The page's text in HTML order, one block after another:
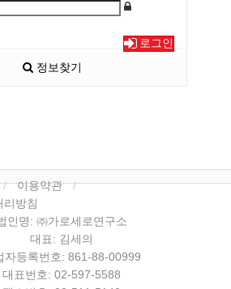
로그인
정보찾기
이용약관
리방침
인명: ㈜가로세로연구소
대표: 김세의
자등록번호: 861-88-00999
대표번호: 02-597-5588